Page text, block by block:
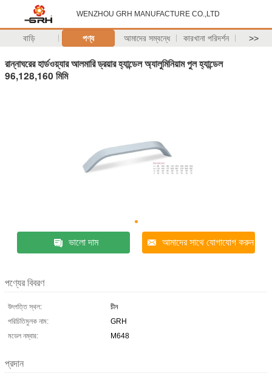
WENZHOU GRH MANUFACTURE CO.,LTD
বাড়ি পণ্য আমাদের সম্বন্ধে কারখানা পরিদর্শন >>
রান্নাঘরের হার্ডওয়্যার আলমারি ড্রয়ার হ্যান্ডেল অ্যালুমিনিয়াম পুল হ্যান্ডেল
96,128,160 মিমি
ভালো দাম আমাদের সাথে যোগাযোগ করুন
পণ্যের বিবরণ
উৎপত্তি স্থল:
চীন
পরিচিতিমুলক নাম:
GRH
মডেল নম্বার:
M648
প্রদান